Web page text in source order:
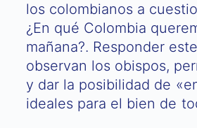
los colombianos a
¿En qué Colombia
mañana?. Responder
observan los obispos,
y dar la posibilidad de
ideales para el bien de